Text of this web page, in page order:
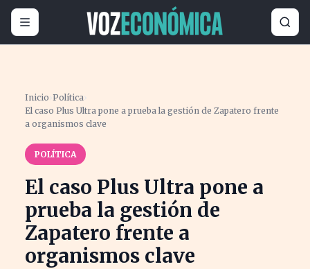
Inicio ›Política›
El caso Plus Ultra pone a prueba la gestión de Zapatero frente
a organismos clave
POLÍTICA
El caso Plus Ultra pone a
prueba la gestión de
Zapatero frente a
organismos clave